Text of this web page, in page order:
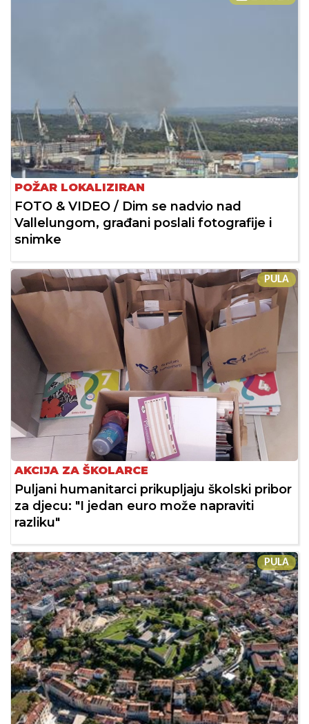
POŽAR LOKALIZIRAN
FOTO & VIDEO / Dim se nadvio nad
Vallelungom, građani poslali fotografije i
snimke
PULA
AKCIJA ZA ŠKOLARCE
Puljani humanitarci prikupljaju školski pribor
za djecu: "I jedan euro može napraviti
razliku"
PULA